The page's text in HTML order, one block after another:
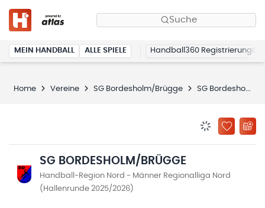
Suche
MEIN HANDBALL ALLE SPIELE Handball360 Registrierung
Home Vereine SG Bordesholm/Brügge SG Bordesholm/Brügge
ZU
SG BORDESHOLM/BRÜGGE
Handball-Region Nord - Männer Regionalliga Nord
(Hallenrunde 2025/2026)